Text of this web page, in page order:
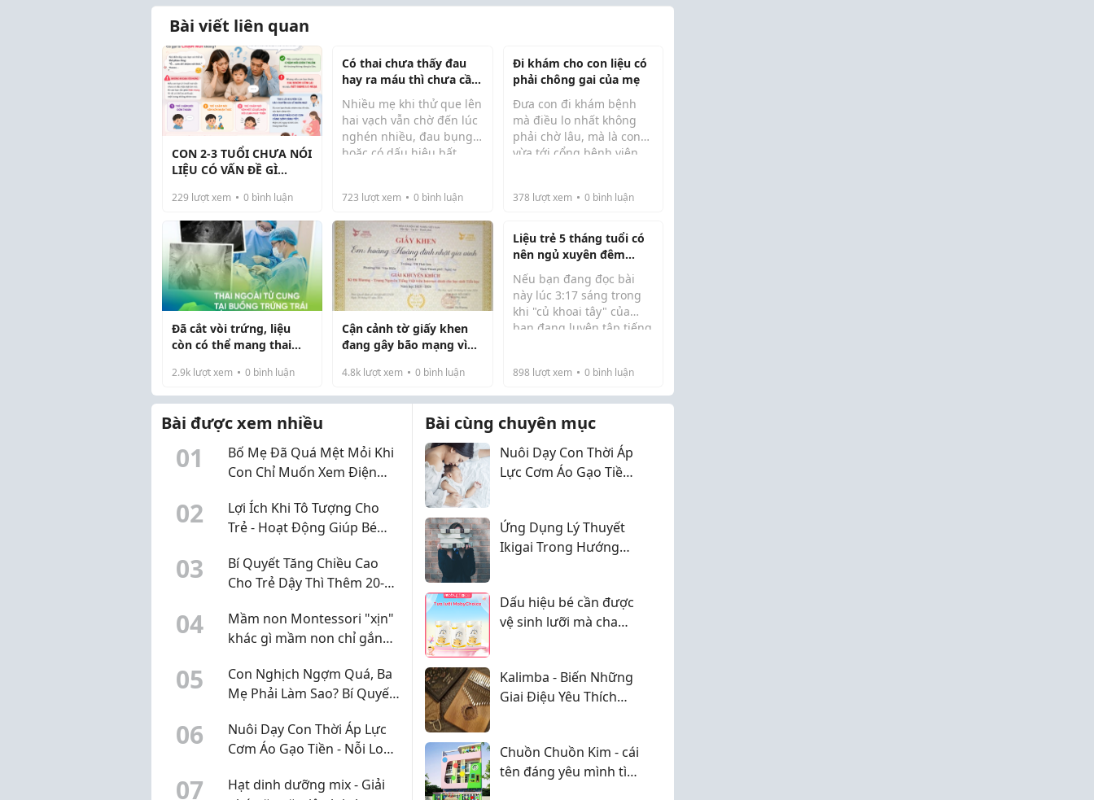
Bài viết liên quan
CON 2-3 TUỔI CHƯA NÓI
LIỆU CÓ VẤN ĐỀ GÌ
229 lượt xem 0 bình luận
Có thai chưa thấy đau
hay ra máu thì chưa cần
đi khám - suy nghĩ này
có đúng không?
Nhiều mẹ khi thử que lên
hai vạch vẫn chờ đến lúc
nghén nhiều, đau bụng
hoặc có dấu hiệu bất
chỉ dành cho lúc cơ thể
“lên tiếng”.
723 lượt xem 0 bình luận
Đi khám cho con liệu có
phải chông gai của mẹ
Đưa con đi khám bệnh
mà điều lo nhất không
phải chờ lâu, mà là con
vừa tới cổng bệnh viện
về, mẹ cũng căng thẳng
378 lượt xem 0bình luận
Đã cắt vòi trứng, liệu
còn có thể mang thai
2.9k lượt xem 0 bình luận
Cận cảnh tờ giấy khen
đang gây bão mạng vì
từng thấy'
4.8k lượt xem 0 bình luận
Liệu trẻ 5 tháng tuổi có
nên ngủ xuyên đêm
không?
Nếu bạn đang đọc bài
này lúc 3:17 sáng trong
khi "củ khoai tây" của
bạn đang luyện tập tiếng
đơn độc. Có lẽ bạn đã
vượt qua được giai đoạn
khó ngủ kéo d...
898 lượt xem 0bình luận
Bài được xem nhiều
01
Bố Mẹ Đã Quá Mệt Mỏi Khi
Con Chỉ Muốn Xem Điện
Mùa Hè Của Bé
02
Lợi Ích Khi Tô Tượng Cho
Trẻ - Hoạt Động Giúp Bé
03
Bí Quyết Tăng Chiều Cao
Cho Trẻ Dậy Thì Thêm 20-
04
Mầm non Montessori "xịn"
khác gì mầm non chỉ gắn
05
Con Nghịch Ngợm Quá, Ba
Mẹ Phải Làm Sao? Bí Quyết
Không Cần La Hét
06
Nuôi Dạy Con Thời Áp Lực
Cơm Áo Gạo Tiền - Nỗi Lo
Giúp Bé Phát Triển Toàn
07
Hạt dinh dưỡng mix - Giải
Bài cùng chuyên mục
Nuôi Dạy Con Thời Áp
Lực Cơm Áo Gạo Tiền -
Phát Triển Toàn Diện
Ứng Dụng Lý Thuyết
Ikigai Trong Hướng
Dấu hiệu bé cần được
vệ sinh lưỡi mà cha
Kalimba - Biến Những
Giai Điệu Yêu Thích
Chuồn Chuồn Kim - cái
tên đáng yêu mình tìm